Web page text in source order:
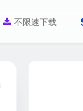
不限速下载